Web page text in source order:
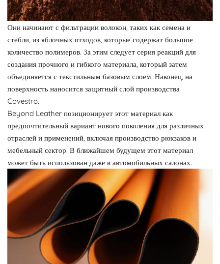
Они начинают с фильтрации волокон, таких как семена и
стебли, из яблочных отходов, которые содержат большое
количество полимеров. За этим следует серия реакций для
создания прочного и гибкого материала, который затем
объединяется с текстильным базовым слоем. Наконец, на
поверхность наносится защитный слой производства
Covestro.
Beyond Leather позиционирует этот материал как
предпочтительный вариант нового поколения для различных
отраслей и применений, включая производство рюкзаков и
мебельный сектор. В ближайшем будущем этот материал
может быть использован даже в автомобильных салонах.